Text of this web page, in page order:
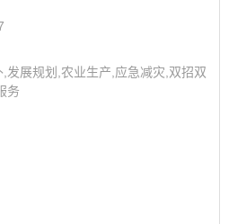
发展规划,农业生产,应急减灾,双招双
务